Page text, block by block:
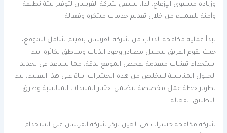
وزيادة مستوى الإزعاج. لذا، تسعى شركة الفرسان لتوفير بيئة نظيفة
وآمنة للعملاء من خلال تقديم خدمات مبتكرة وفعالة.
تبدأ عملية مكافحة الذباب من شركة الفرسان بتقييم شامل للموقع،
حيث يقوم الفريق بتحليل مصادر وجود الذباب ومناطق تكاثره. يتم
استخدام تقنيات متقدمة لفحص الموقع بدقة، مما يساعد في تحديد
الحلول المناسبة للتخلص من هذه الحشرات. بناءً على هذا التقييم، يتم
تطوير خطة عمل مخصصة تتضمن اختيار المبيدات المناسبة وطرق
التطبيق الفعالة.
شركة مكافحة حشرات في العين تركز شركة الفرسان على استخدام